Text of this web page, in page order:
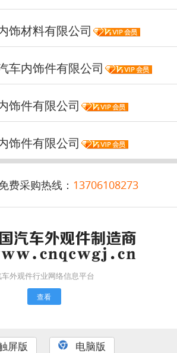
饰材料有限公司
车内饰件有限公司
饰件有限公司
饰件有限公司
费采购热线： 13706108273
外观件行业网络信息平台
查看
屏版 电脑版